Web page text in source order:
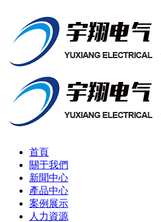
首頁
關于我們
新聞中心
產品中心
案例展示
人力資源